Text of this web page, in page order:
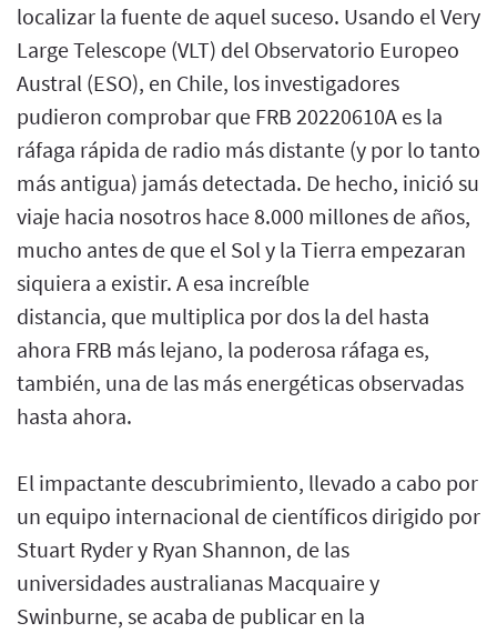
localizar la fuente de aquel suceso. Usando el Very
Large Telescope (VLT) del Observatorio Europeo
Austral (ESO), en Chile, los investigadores
pudieron comprobar que FRB 20220610A es la
ráfaga rápida de radio más distante (y por lo tanto
más antigua) jamás detectada. De hecho, inició su
viaje hacia nosotros hace 8.000 millones de años,
mucho antes de que el Sol y la Tierra empezaran
siquiera a existir. A esa increíble
distancia, que multiplica por dos la del hasta
ahora FRB más lejano, la poderosa ráfaga es,
también, una de las más energéticas observadas
hasta ahora.
El impactante descubrimiento, llevado a cabo por
un equipo internacional de científicos dirigido por
Stuart Ryder y Ryan Shannon, de las
universidades australianas Macquaire y
Swinburne, se acaba de publicar en la